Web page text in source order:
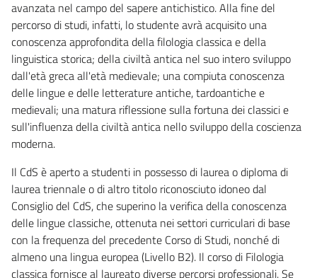
avanzata nel campo del sapere antichistico. Alla fine del
percorso di studi, infatti, lo studente avrà acquisito una
conoscenza approfondita della filologia classica e della
linguistica storica; della civiltà antica nel suo intero sviluppo
dall'età greca all'età medievale; una compiuta conoscenza
delle lingue e delle letterature antiche, tardoantiche e
medievali; una matura riflessione sulla fortuna dei classici e
sull'influenza della civiltà antica nello sviluppo della coscienza
moderna.
Il CdS è aperto a studenti in possesso di laurea o diploma di
laurea triennale o di altro titolo riconosciuto idoneo dal
Consiglio del CdS, che superino la verifica della conoscenza
delle lingue classiche, ottenuta nei settori curriculari di base
con la frequenza del precedente Corso di Studi, nonché di
almeno una lingua europea (Livello B2). Il corso di Filologia
classica fornisce al laureato diverse percorsi professionali. Se